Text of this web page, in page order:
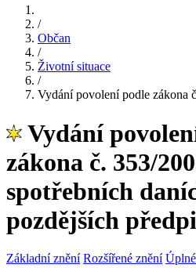
/
Občan
/
Životní situace
/
Vydání povolení podle zákona
Vydání
zákona č. 353/
spotřebních
pozdějších
Základní znění Rozšířené znění